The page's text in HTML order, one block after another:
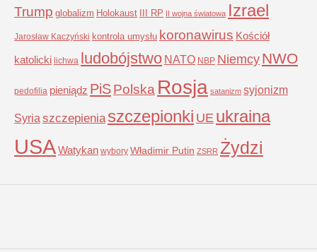
Trump globalizm Holokaust III RP II wojna światowa Izrael
Jarosław Kaczyński kontrola umysłu koronawirus Kościół
katolicki lichwa ludobójstwo NATO NBP NiemcyNWO
pedofilia pieniądz PiSPolska Rosja satanizm syjonizm
Syria szczepienia szczepionki UEukraina
USAWatykan wybory Władimir Putin ZSRR Żydzi